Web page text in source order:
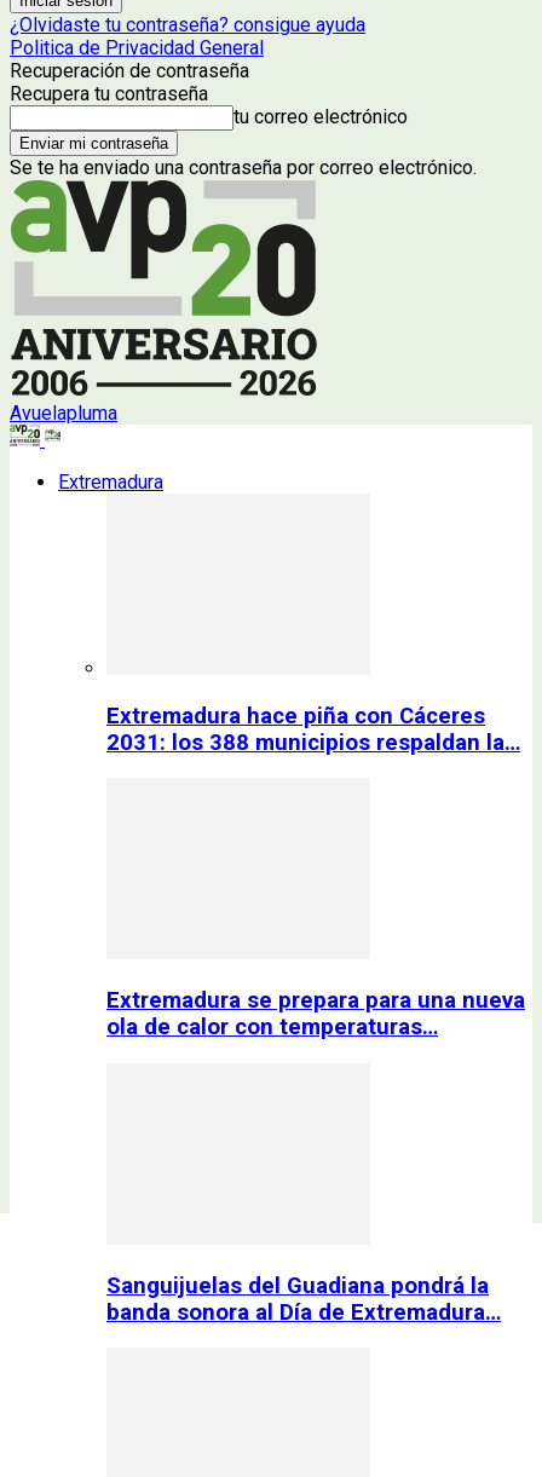
¿Olvidaste tu contraseña? consigue ayuda
Politica de Privacidad General
Recuperación de contraseña
Recupera tu contraseña
tu correo electrónico
Se te ha enviado una contraseña por correo electrónico.
Avuelapluma
Extremadura
Extremadura hace piña con Cáceres
2031: los 388 municipios respaldan la…
Extremadura se prepara para una nueva
ola de calor con temperaturas…
Sanguijuelas del Guadiana pondrá la
banda sonora al Día de Extremadura…